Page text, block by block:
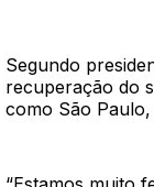
Segundo
recuperação do
como São